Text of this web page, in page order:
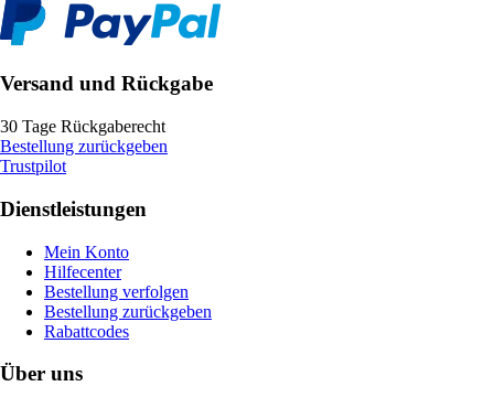
Versand und Rückgabe
30 Tage Rückgaberecht
Bestellung zurückgeben
Trustpilot
Dienstleistungen
Mein Konto
Hilfecenter
Bestellung verfolgen
Bestellung zurückgeben
Rabattcodes
Über uns